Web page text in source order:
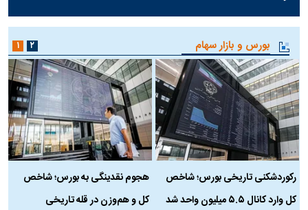
بورس و بازار سهام
رکوردشکنی تاریخی بورس؛ شاخص
کل وارد کانال ۵.۵ میلیون واحد شد
هجوم نقدینگی به بورس؛ شاخص
کل و هم‌وزن در قله تاریخی
۱ ۲